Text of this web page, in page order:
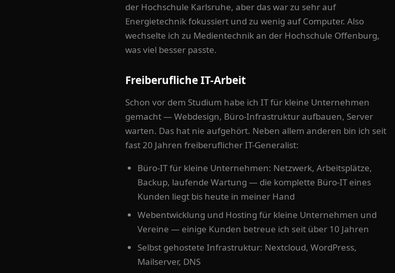
der Hochschule Karlsruhe, aber das war zu sehr auf
Energietechnik fokussiert und zu wenig auf Computer. Also
wechselte ich zu Medientechnik an der Hochschule Offenburg,
was viel besser passte.
Freiberufliche IT-Arbeit
Schon vor dem Studium habe ich IT für kleine Unternehmen
gemacht — Webdesign, Büro-Infrastruktur aufbauen, Server
warten. Das hat nie aufgehört. Neben allem anderen bin ich seit
fast 20 Jahren freiberuflicher IT-Generalist:
Büro-IT für kleine Unternehmen: Netzwerk, Arbeitsplätze,
Backup, laufende Wartung — die komplette Büro-IT eines
Kunden liegt bis heute in meiner Hand
Webentwicklung und Hosting für kleine Unternehmen und
Vereine — einige Kunden betreue ich seit über 10 Jahren
Selbst gehostete Infrastruktur: Nextcloud, WordPress,
Mailserver, DNS